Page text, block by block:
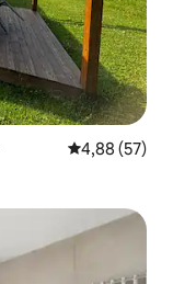
4,88 de uma
4,88 (57)